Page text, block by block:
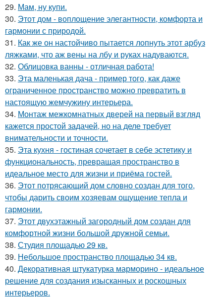
29. Мам, ну купи.
30. Этот дом - воплощение элегантности, комфорта и
гармонии с природой.
31. Как же он настойчиво пытается лопнуть этот арбуз
ляжками, что аж вены на лбу и руках надуваются.
32. Облицовка ванны - отличная работа!
33. Эта маленькая дача - пример того, как даже
ограниченное пространство можно превратить в
настоящую жемчужину интерьера.
34. Монтаж межкомнатных дверей на первый взгляд
кажется простой задачей, но на деле требует
внимательности и точности.
35. Эта кухня - гостиная сочетает в себе эстетику и
функциональность, превращая пространство в
идеальное место для жизни и приёма гостей.
36. Этот потрясающий дом словно создан для того,
чтобы дарить своим хозяевам ощущение тепла и
гармонии.
37. Этот двухэтажный загородный дом создан для
комфортной жизни большой дружной семьи.
38. Студия площадью 29 кв.
39. Небольшое пространство площадью 34 кв.
40. Декоративная штукатурка марморино - идеальное
решение для создания изысканных и роскошных
интерьеров.